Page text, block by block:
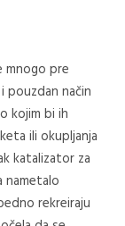
mnogo pre
pouzdan način
kojim bi ih
ili okupljanja
katalizator za
nametalo
rekreiraju